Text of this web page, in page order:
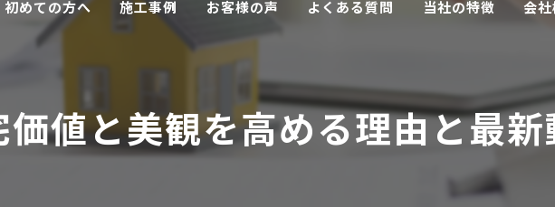
初めての方へ 施工事例
外壁・屋根リフォーム
その他リフォーム
お客様の声 よくある質問 当社の特徴
屋根
リフォーム
会
値と美観を高める理由と最